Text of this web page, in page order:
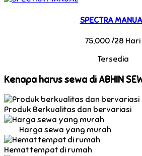
SPECTRA
75,000 /28 Hari
Tersedia
Kenapa harus sewa di ABHIN
Produk Berkualitas dan bervariasi
Harga sewa yang murah
Hemat tempat di rumah